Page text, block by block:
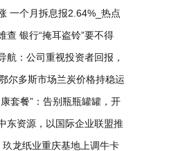
念热股 热点
一个月拆息报2.64%_热点
查 银行“掩耳盗铃”要不得
航：公司重视投资者回报，
了较高的分红比例
尔多斯市场兰炭价格持稳运
套餐”：告别瓶瓶罐罐，开
东资源，以国际企业联盟推
展龙纸业重庆基地上调牛卡